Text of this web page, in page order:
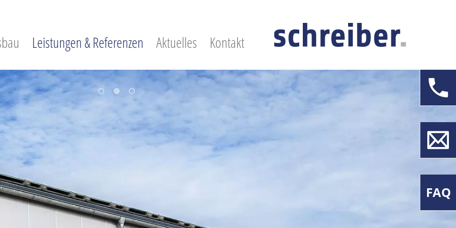
Leistungen & Referenzen Aktuelles Kontakt
FAQ